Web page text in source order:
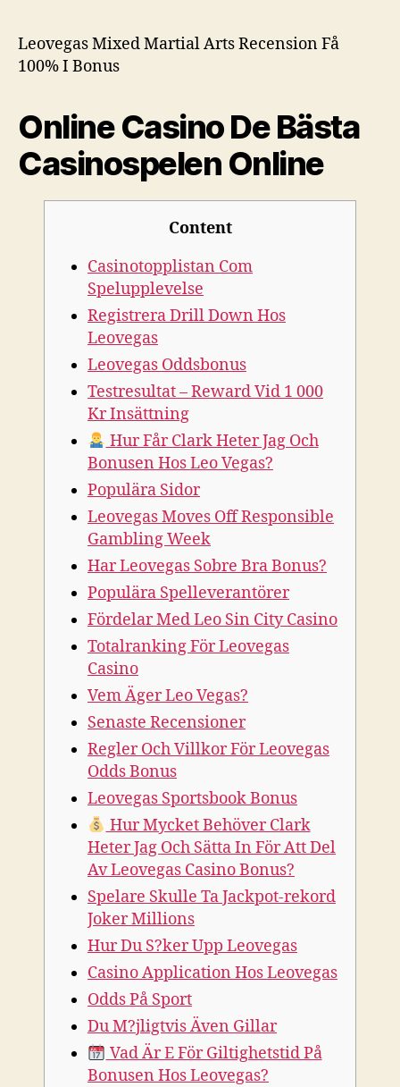
Leovegas Mixed Martial Arts Recension Få
100% I Bonus
Online Casino De Bästa
Casinospelen Online
Content
Casinotopplistan Com
Spelupplevelse
Registrera Drill Down Hos
Leovegas
Leovegas Oddsbonus
Testresultat – Reward Vid 1 000
Kr Insättning
Hur Får Clark Heter Jag Och
Bonusen Hos Leo Vegas?
Populära Sidor
Leovegas Moves Off Responsible
Gambling Week
Har Leovegas Sobre Bra Bonus?
Populära Spelleverantörer
Fördelar Med Leo Sin City Casino
Totalranking För Leovegas
Casino
Vem Äger Leo Vegas?
Senaste Recensioner
Regler Och Villkor För Leovegas
Odds Bonus
Leovegas Sportsbook Bonus
Hur Mycket Behöver Clark
Heter Jag Och Sätta In För Att Del
Av Leovegas Casino Bonus?
Spelare Skulle Ta Jackpot-rekord
Joker Millions
Hur Du S?ker Upp Leovegas
Casino Application Hos Leovegas
Odds På Sport
Du M?jligtvis Även Gillar
Vad Är E För Giltighetstid På
Bonusen Hos Leovegas?